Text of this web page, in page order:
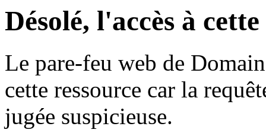
Désolé, l'accès à
Le pare-feu web de
cette ressource car la
jugée suspicieuse.